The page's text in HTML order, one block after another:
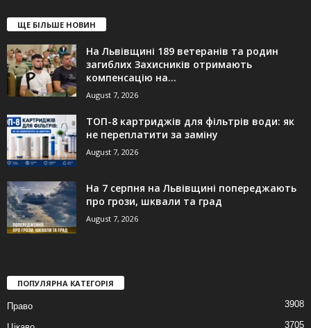
ЩЕ БІЛЬШЕ НОВИН
На Львівщині 189 ветеранів та родин
загиблих Захисників отримають
компенсацію на...
August 7, 2026
ТОП-8 картриджів для фільтрів води: як
не переплатити за заміну
August 7, 2026
На 7 серпня на Львівщині попереджають
про грози, шквали та град
August 7, 2026
ПОПУЛЯРНА КАТЕГОРІЯ
Право 3908
3705